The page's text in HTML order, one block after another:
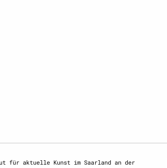
für aktuelle Kunst im Saarland an der